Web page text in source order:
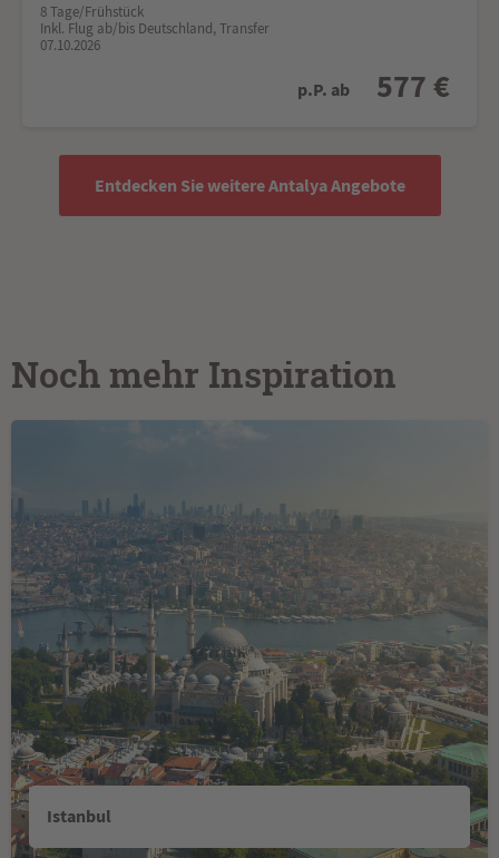
8 Tage/Frühstück
Inkl. Flug ab/bis Deutschland, Transfer
07.10.2026
p.P. ab 577 €
Entdecken Sie weitere Antalya Angebote
Noch mehr Inspiration
Istanbul